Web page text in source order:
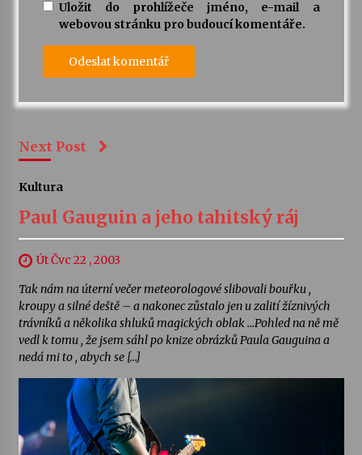
Uložit do prohlížeče jméno, e-mail a
webovou stránku pro budoucí komentáře.
Next Post
Kultura
Paul Gauguin a jeho tahitský ráj
Út Čvc 22 , 2003
Tak nám na úterní večer meteorologové slibovali bouřku ,
kroupy a silné deště – a nakonec zůstalo jen u zalití žíznivých
trávníků a několika shluků magických oblak …Pohled na ně mě
vedl k tomu , že jsem sáhl po knize obrázků Paula Gauguina a
nedá mi to , abych se […]